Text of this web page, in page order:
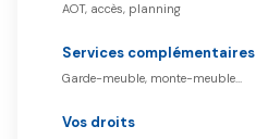
AOT, accès, planning
Services complémentaires
Garde-meuble, monte-meuble…
Vos droits